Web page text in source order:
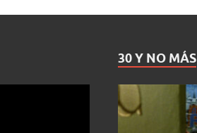
30 Y NO MÁS